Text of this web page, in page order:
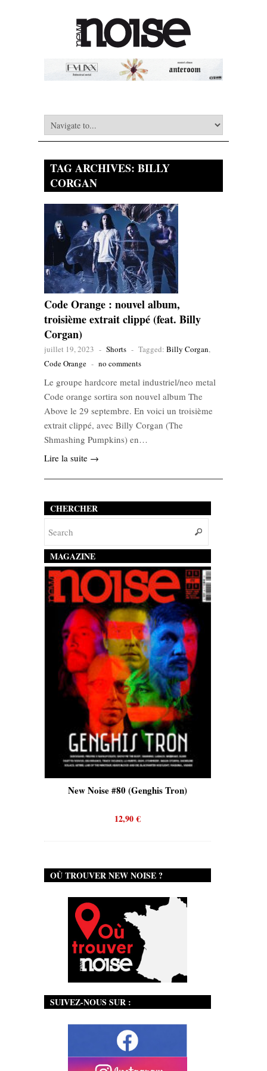
TAG ARCHIVES: BILLY
CORGAN
Code Orange : nouvel album,
troisième extrait clippé (feat. Billy
Corgan)
juillet 19, 2023 - Shorts - Tagged: Billy Corgan,
Code Orange - no comments
Le groupe hardcore metal industriel/neo metal
Code orange sortira son nouvel album The
Above le 29 septembre. En voici un troisième
extrait clippé, avec Billy Corgan (The
Shmashing Pumpkins) en…
Lire la suite →
CHERCHER
MAGAZINE
New Noise #80 (Genghis Tron)
12,90€
OÙ TROUVER NEW NOISE ?
SUIVEZ-NOUS SUR :